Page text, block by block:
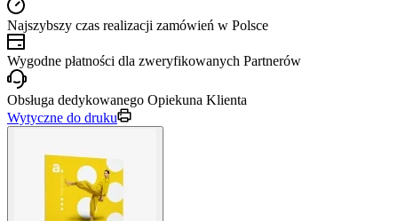
Najszybszy czas realizacji zamówień w Polsce
Wygodne płatności dla zweryfikowanych Partnerów
Obsługa dedykowanego Opiekuna Klienta
Wytyczne do druku